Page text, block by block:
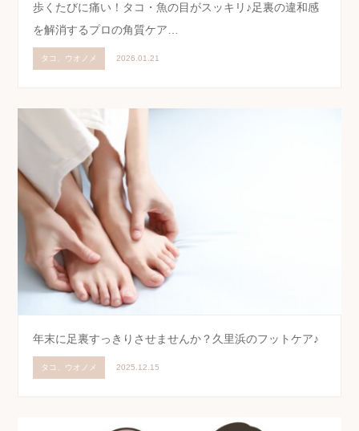
歩くたびに痛い！タコ・魚の目がスッキリ♪足裏の違和感
を解消するプロの角質ケア…
タコ、ウオノメ 2026.01.21
年末に足裏すっきりさせませんか？久里浜のフットケア♪
タコ、ウオノメ 2025.12.15